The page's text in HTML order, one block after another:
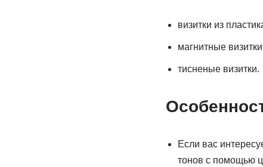
визитки из
магнитные
тисненые визитки.
Если вас
тонов с помощью